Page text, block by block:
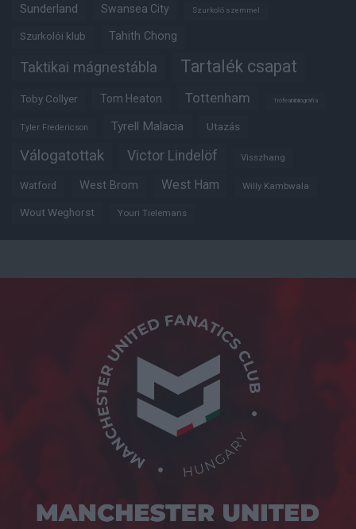
Sunderland Swansea City Szurkoló szemmel
Szurkolói klub Tahith Chong
Taktikai mágnestábla Tartalék csapat
Toby Collyer Tom Heaton Tottenham Trófeabibliográfia
Tyler Fredericson Tyrell Malacia Utazás
Válogatottak Victor Lindelöf Visszhang
Watford West Brom West Ham Willy Kambwala
Wout Weghorst Youri Tielemans